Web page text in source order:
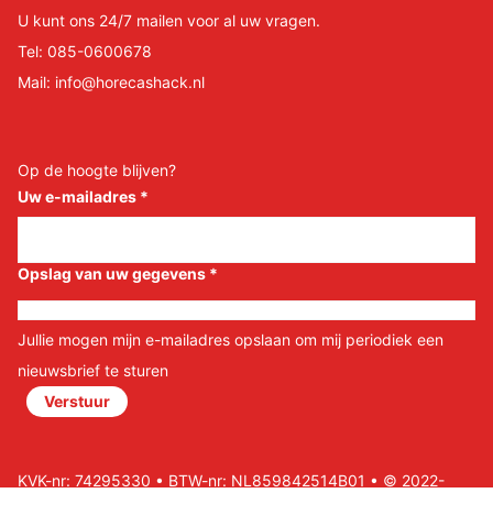
U kunt ons 24/7 mailen voor al uw vragen.
Tel: 085-0600678
Mail: info@horecashack.nl
Op de hoogte blijven?
Uw e-mailadres *
Opslag van uw gegevens *
Jullie mogen mijn e-mailadres opslaan om mij periodiek een
nieuwsbrief te sturen
Verstuur
KVK-nr: 74295330 • BTW-nr: NL859842514B01 • © 2022-